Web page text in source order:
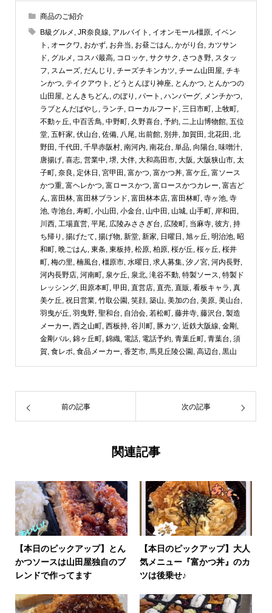
商品のご紹介
B級グルメ , JR奈良線, アルバイト , イオンモール橿原, イベン
ト , オークワ, おかず, お弁当, お昼ごはん, かがり台, カツサン
ド, グルメ , コスパ最高, コロッケ, サクサク , さつき野, スタッ
フ, スムーズ, だんじり , チーズチキンカツ, チーム山田屋, チキ
ンかつ, テイクアウト , どうとんぼり神座, とんかつ, とんかつの
山田屋, とんきちどん, のぼり , パート , ハンバーグ, メンチかつ,
ラブとんだばやし , ランチ, ローカルフード, 三日市町, 上牧町,
不動ヶ丘, 中百舌鳥, 中野町, 久野喜台, 予約, 二上山博物館, 五位
堂, 五軒家, 伏山台, 佐備, 八尾, 出前館, 別井, 加賀田 , 北花田 , 北
野田 , 千代田 , 千早赤阪村, 南河内, 南花台, 単品, 向陽台, 味噌汁,
唐揚げ, 喜志, 営業中, 堺, 大伴, 大和高田市, 大阪 , 大阪狭山市, 太
子町, 奈良 , 定休日 , 宮甲田 , 富かつ, 富かつ丼, 富ケ丘, 富ソース
かつ重, 富ヘレかつ, 富ロースかつ, 富ロースかつカレー, 富吉ど
ん, 富田林, 富田林ブランド, 富田林本店, 富田林町, 寺ヶ池, 寺
池, 寺池台, 寿町, 小山田 , 小金台, 山中田 , 山城, 山手町, 岸和田 ,
川西, 工場直営, 平尾, 広陵みささぎ台, 広陵町, 当麻寺, 彼方, 持
ち帰り , 揚げたて, 揚げ物, 新堂, 新家, 日曜日 , 旭ヶ丘, 明治池, 昭
和町, 晩ごはん, 東条, 東板持, 松原, 柏原, 桜が丘, 桜ヶ丘, 桜井
町, 梅の里, 楠風台, 橿原市, 水曜日 , 求人募集, 汐ノ宮, 河内長野,
河内長野店, 河南町, 泉ケ丘, 泉北, 滝谷不動, 特製ソース, 特製ド
レッシング, 田原本町, 甲田 , 直営店, 直売, 直販 , 看板キャラ , 真
美ケ丘, 祝日営業, 竹取公園 , 笑顔, 築山, 美加の台, 美原, 美山台,
羽曳が丘, 羽曳野, 聖和台, 自治会, 若松町, 藤井寺, 藤沢台, 製造
メーカー, 西之山町, 西板持, 谷川町, 豚カツ, 近鉄大阪線, 金剛 ,
金剛バル, 錦ヶ丘町, 錦織, 電話, 電話予約, 青葉丘町, 青葉台, 須
賀, 食レポ, 食品メーカー, 香芝市, 馬見丘陵公園 , 高辺台, 黒山
前の記事 次の記事
関連記事
【本日のピックアップ】とん
かつソースは山田屋独自のブ
レンドで作ってます
【本日のピックアップ】大人
気メニュー『富かつ丼』のカ
ツは後乗せ♪